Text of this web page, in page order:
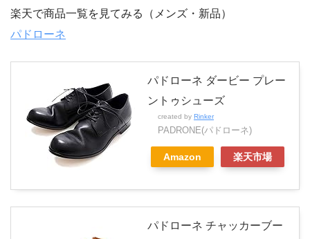
楽天で商品一覧を見てみる（メンズ・新品）
パドローネ
パドローネ ダービー プレー
ントゥシューズ
created by Rinker
PADRONE(パドローネ)
Amazon 楽天市場
パドローネ チャッカーブー